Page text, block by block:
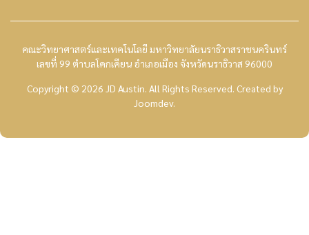
คณะวิทยาศาสตร์และเทคโนโลยี มหาวิทยาลัยนราธิวาสราชนครินทร์
เลขที่ 99 ตำบลโคกเคียน อำเภอเมือง จังหวัดนราธิวาส 96000
Copyright © 2026 JD Austin. All Rights Reserved. Created by
Joomdev.